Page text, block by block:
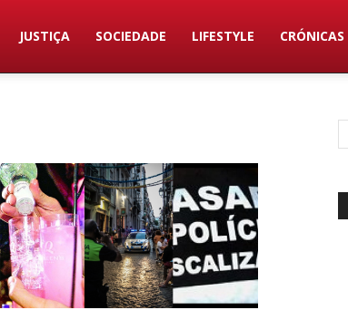
JUSTIÇA SOCIEDADE LIFESTYLE CRÓNICAS